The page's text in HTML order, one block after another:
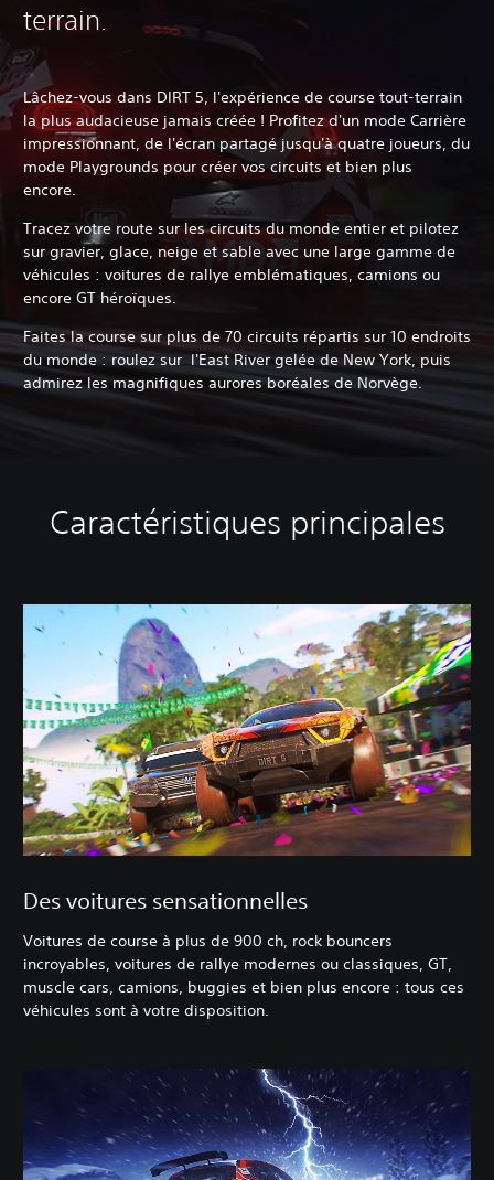
terrain.
Lâchez-vous dans DIRT 5, l'expérience de course tout-terrain
la plus audacieuse jamais créée ! Profitez d'un mode Carrière
impressionnant, de l'écran partagé jusqu'à quatre joueurs, du
mode Playgrounds pour créer vos circuits et bien plus
encore.
Tracez votre route sur les circuits du monde entier et pilotez
sur gravier, glace, neige et sable avec une large gamme de
véhicules : voitures de rallye emblématiques, camions ou
encore GT héroïques.
Faites la course sur plus de 70 circuits répartis sur 10 endroits
du monde : roulez sur l'East River gelée de New York, puis
admirez les magnifiques aurores boréales de Norvège.
Caractéristiques principales
Des voitures sensationnelles
Voitures de course à plus de 900 ch, rock bouncers
incroyables, voitures de rallye modernes ou classiques, GT,
muscle cars, camions, buggies et bien plus encore : tous ces
véhicules sont à votre disposition.